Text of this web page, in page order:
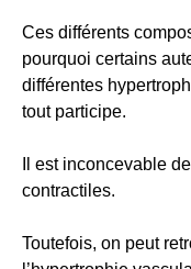
Ces différents
pourquoi certains
différentes
tout participe.
Il est inconcevable
contractiles.
Toutefois, on peut